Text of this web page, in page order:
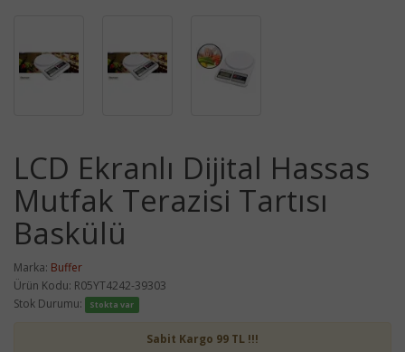
LCD Ekranlı Dijital Hassas
Mutfak Terazisi Tartısı
Baskülü
Marka: Buffer
Ürün Kodu: R05YT4242-39303
Stok Durumu:
Stokta var
Sabit Kargo 99 TL !!!